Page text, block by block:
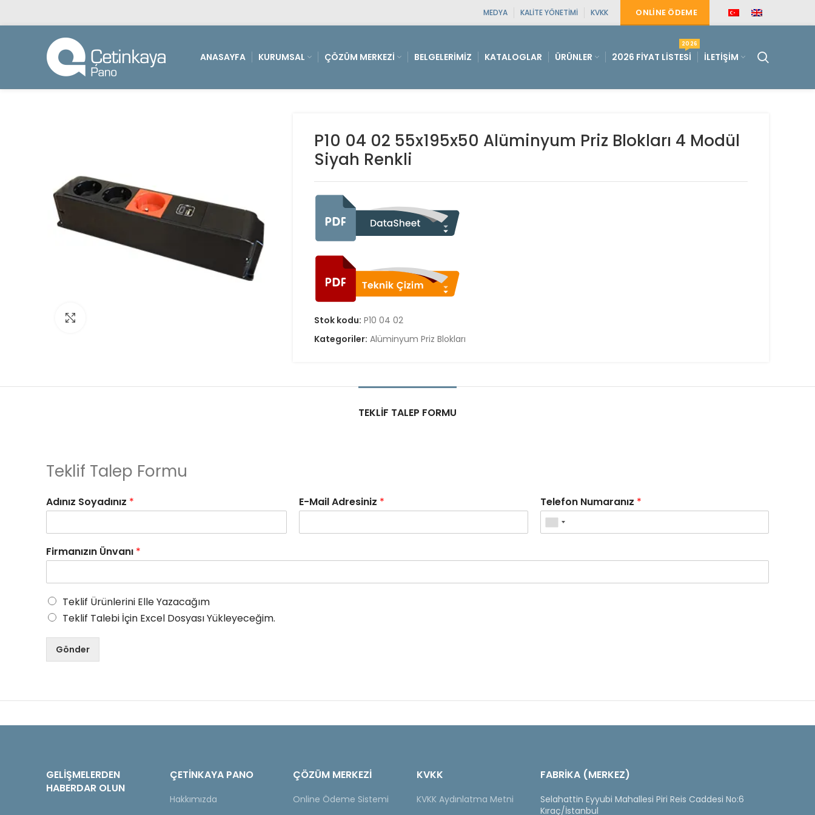
MEDYA KALITE YÖNETIMI KVKK ONLINE ÖDEME
ANASAYFA KURUMSAL ÇÖZÜM MERKEZI BELGELERIMIZ KATALOGLAR ÜRÜNLER 2026 FIYAT LISTESI
2026
İLETIŞIM
P10 04 02 55x195x50 Alüminyum Priz Blokları 4 Modül
Siyah Renkli
Stok kodu: P10 04 02
Kategoriler: Alüminyum Priz Blokları
TEKLIF TALEP FORMU
Teklif Talep Formu
Adınız Soyadınız * E-Mail Adresiniz * Telefon Numaranız *
Firmanızın Ünvanı *
Teklif Ürünlerini Elle Yazacağım
Teklif Talebi İçin Excel Dosyası Yükleyeceğim.
Gönder
GELIŞMELERDEN
HABERDAR OLUN
ÇETINKAYA PANO
Hakkımızda
ÇÖZÜM MERKEZİ
Online Ödeme Sistemi
KVKK
KVKK Aydınlatma Metni
FABRİKA (MERKEZ)
Selahattin Eyyubi Mahallesi Piri Reis Caddesi No:6
Kıraç/İstanbul